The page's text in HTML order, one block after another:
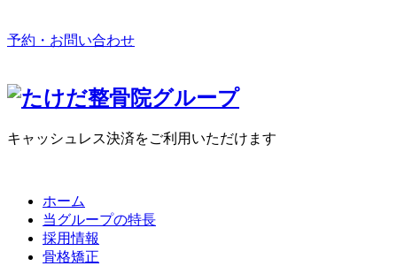
予約・お問い合わせ
キャッシュレス決済をご利用いただけます
ホーム
当グループの特長
採用情報
骨格矯正